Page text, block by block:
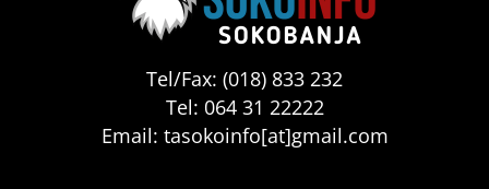
Tel/Fax: (018) 833 232
Tel: 064 31 22222
Email: tasokoinfo[at]gmail.com